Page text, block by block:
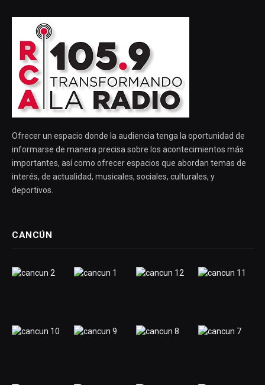
Ofrecer un espacio donde la audiencia tenga la oportunidad de
informarse de manera precisa sobre los acontecimientos más
importantes, así como ofrecer espacios que abordan temas de
interés, de actualidad, musicales, sociales, culturales, y
deportivos.
CANCÚN